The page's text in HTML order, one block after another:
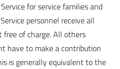
for service families and
personnel receive all
of charge. All others
have to make a contribution
is generally equivalent to the